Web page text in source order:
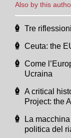
Also by this
Tre
Ceuta: the
Come
Ucraina
A critical
Project: the
La
politica del